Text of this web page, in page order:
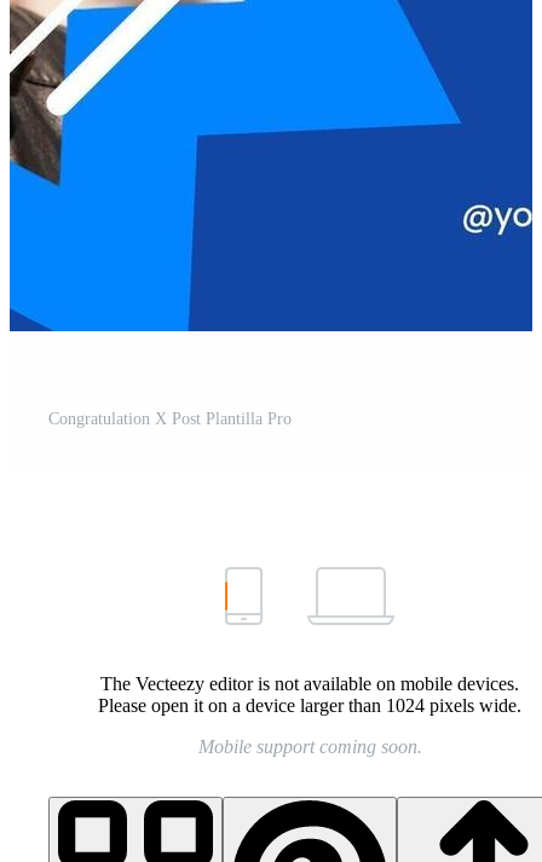
Congratulation X Post Plantilla Pro
The Vecteezy editor is not available on mobile devices.
Please open it on a device larger than 1024 pixels wide.
Mobile support coming soon.